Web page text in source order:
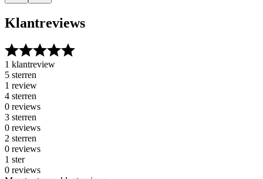
Klantreviews
1 klantreview
5 sterren
1 review
4 sterren
0 reviews
3 sterren
0 reviews
2 sterren
0 reviews
1 ster
0 reviews